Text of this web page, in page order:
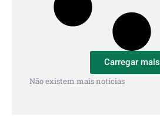
Carregar mais
Não existem mais notícias